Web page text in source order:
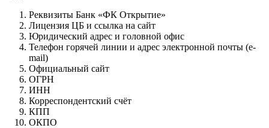
Реквизиты Банк «ФК Открытие»
Лицензия ЦБ и ссылка на сайт
Юридический адрес и головной офис
Телефон горячей линии и адрес электронной почты (e-
mail)
Официальный сайт
ОГРН
ИНН
Корреспондентский счёт
КПП
ОКПО